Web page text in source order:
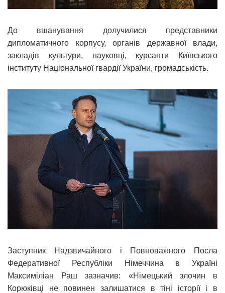
До вшанування долучилися представники
дипломатичного корпусу, органів державної влади,
закладів культури, науковці, курсанти Київського
інституту Національної гвардії України, громадськість.
Заступник Надзвичайного і Повноважного Посла
Федеративної Республіки Німеччина в Україні
Максиміліан Раш зазначив: «Німецький злочин в
Корюківці не повинен залишатися в тіні історії і в